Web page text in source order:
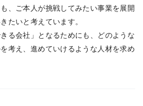
、ご本人が挑戦してみたい事業を展開
たいと考えています。
きる会社」となるためにも、どのような
考え、進めていけるような人材を求め